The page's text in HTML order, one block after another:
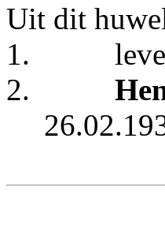
Uit dit
1.
2.